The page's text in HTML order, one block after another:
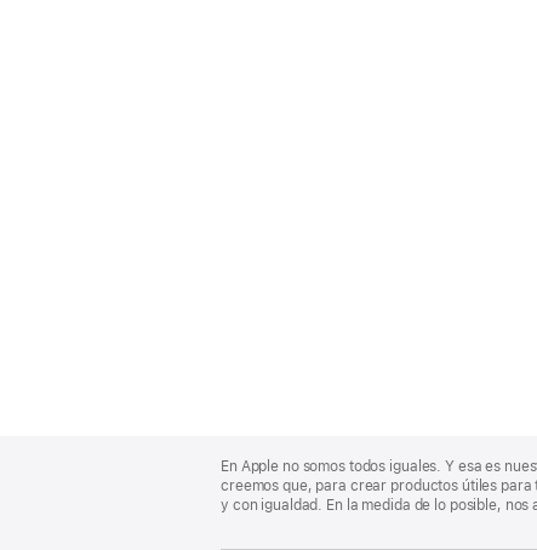
Footer
En Apple no somos todos iguales. Y esa es
creemos que, para crear productos útiles para
y con igualdad. En la medida de lo posible,